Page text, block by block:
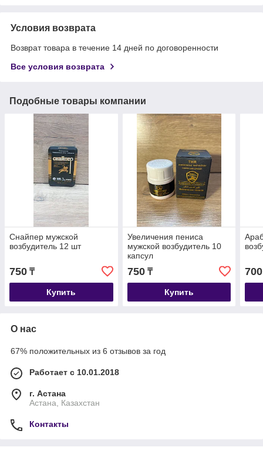
Условия возврата
Возврат товара в течение 14 дней по договоренности
Все условия возврата
Подобные товары компании
Снайпер мужской
возбудитель 12 шт
750 ₸
Купить
Увеличения пениса
мужской возбудитель 10
капсул
750₸
Купить
700
О нас
67% положительных из 6 отзывов за год
Работает с 10.01.2018
г. Астана
Астана, Казахстан
Контакты